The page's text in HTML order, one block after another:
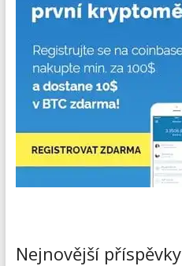
Nejnovější příspěvky